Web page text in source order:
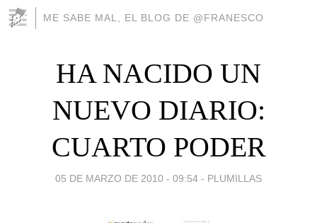
ME SABE MAL, EL BLOG DE @FRANESCO
HA NACIDO UN
NUEVO DIARIO:
CUARTO PODER
05 DE MARZO DE 2010 - 09:54 - PLUMILLAS